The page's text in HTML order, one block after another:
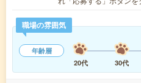
職場の雰囲気
年齢層
20代
30代